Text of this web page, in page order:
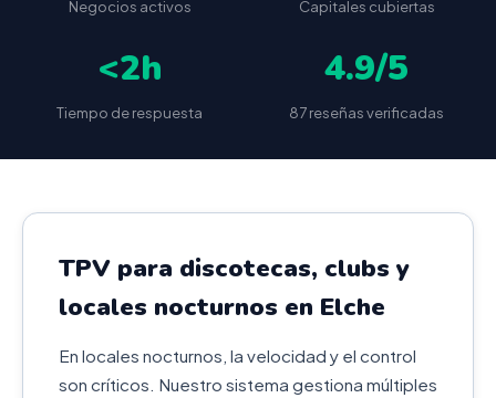
Negocios activos Capitales cubiertas
<2h
Tiempo de respuesta
4.9/5
87 reseñas verificadas
TPV para discotecas, clubs y
locales nocturnos en Elche
En locales nocturnos, la velocidad y el control
son críticos. Nuestro sistema gestiona múltiples